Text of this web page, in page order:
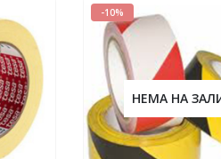
-10%
НЕМА НА